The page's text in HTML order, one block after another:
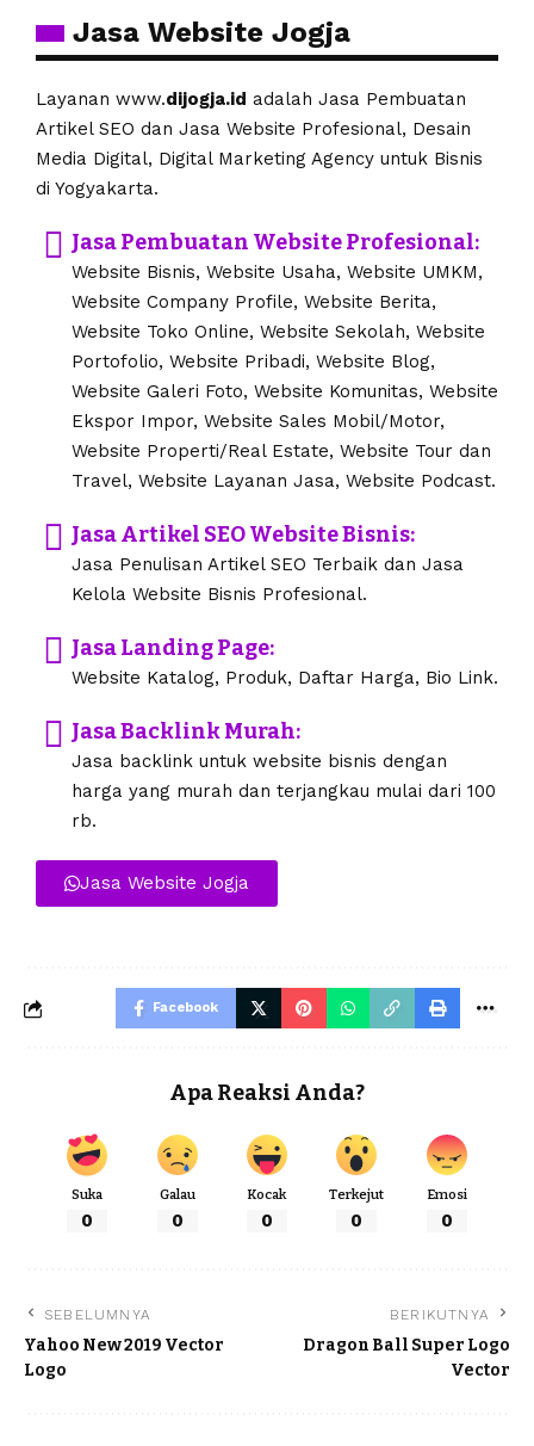
Jasa Website Jogja
Layanan www.dijogja.id adalah Jasa Pembuatan
Artikel SEO dan Jasa Website Profesional, Desain
Media Digital, Digital Marketing Agency untuk Bisnis
di Yogyakarta.
Jasa Pembuatan Website Profesional:
Website Bisnis, Website Usaha, Website UMKM,
Website Company Profile, Website Berita,
Website Toko Online, Website Sekolah, Website
Portofolio, Website Pribadi, Website Blog,
Website Galeri Foto, Website Komunitas, Website
Ekspor Impor, Website Sales Mobil/Motor,
Website Properti/Real Estate, Website Tour dan
Travel, Website Layanan Jasa, Website Podcast.
Jasa Artikel SEO Website Bisnis:
Jasa Penulisan Artikel SEO Terbaik dan Jasa
Kelola Website Bisnis Profesional.
Jasa Landing Page:
Website Katalog, Produk, Daftar Harga, Bio Link.
Jasa Backlink Murah:
Jasa backlink untuk website bisnis dengan
harga yang murah dan terjangkau mulai dari 100
rb.
Jasa Website Jogja
Facebook
Apa Reaksi Anda?
Suka
0
Galau
0
Kocak
0
Terkejut
0
Emosi
0
SEBELUMNYA
Yahoo New 2019 Vector
Logo
BERIKUTNYA
Dragon Ball Super Logo
Vector